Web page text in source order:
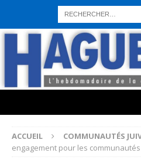
sohbet hattı numarası seks hattı
sohbet hattı numaralar seks hattı
numaraları sohbet hattı sex hattı
sohbet hattı canlı sohbet
sex sohbet hattı numaraları
yeni casino siteleri
ACCUEIL COMMUNAUTÉS
engagement pour les